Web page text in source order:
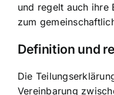
und regelt auch ihre
zum
Definition und
Die
Vereinbarung